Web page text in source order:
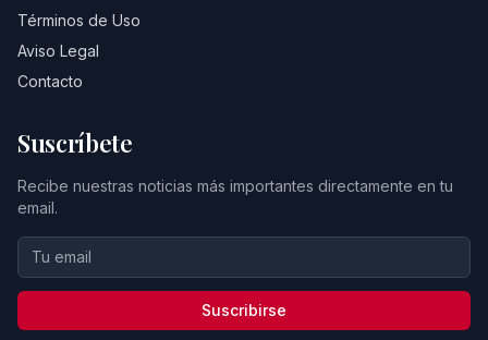
Términos de Uso
Aviso Legal
Contacto
Suscríbete
Recibe nuestras noticias más importantes directamente en tu
email.
Suscribirse